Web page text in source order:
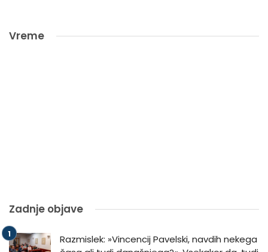
Vreme
Zadnje objave
Razmislek: »Vincencij Pavelski, navdih nekega